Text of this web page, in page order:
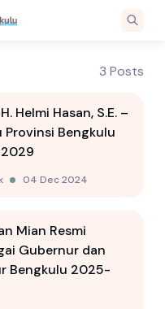
3 Posts
Helmi Hasan, S.E. –
Provinsi Bengkulu
04 Dec 2024
Mian Resmi
Gubernur dan
Bengkulu 2025-